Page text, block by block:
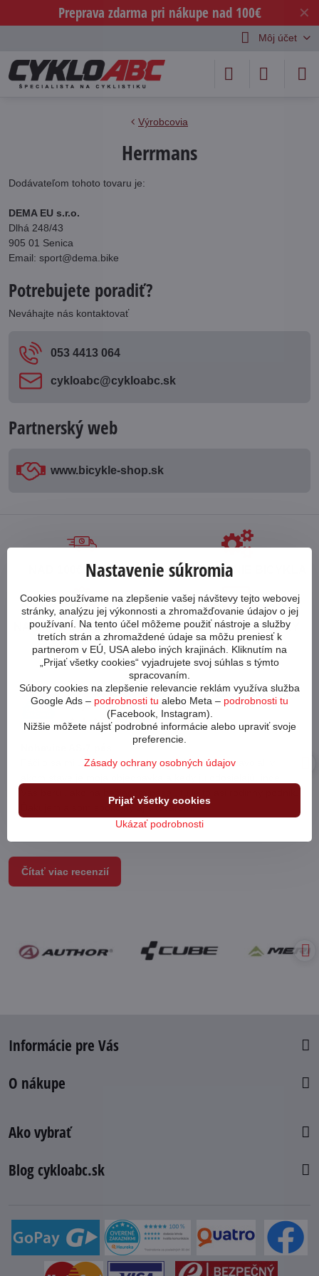
✕
Preprava zdarma pri nákupe nad 100€
Môj účet
Výrobcovia
Herrmans
Dodávateľom tohoto tovaru je:
DEMA EU s.r.o.
Dlhá 248/43
905 01 Senica
Email: sport@dema.bike
Potrebujete poradiť?
Neváhajte nás kontaktovať
053 4413 064
cykloabc​@cykloabc​.sk
Partnerský web
www​.bicykle-shop​.sk
NAD 100€ ZDARMA POSKLADANIE BICYKLA
NA TRHU OD ROKU 1998 PREDAJ NA SPLÁTKY
Recenzie našich zákazníkov
Kájo
Hodnotenie:
5
/
Páčilo sa mi , že mi v priebehu toho istého dňa zavolali v
Ďakujem a som spokojný aj s tovarom.
Čítať viac recenzií
Informácie pre Vás
O nákupe
Ako vybrať
Blog cykloabc.sk
Nastavenie súkromia
Cookies používame na zlepšenie vašej návštevy tejto webovej
stránky, analýzu jej výkonnosti a zhromažďovanie údajov o jej
používaní. Na tento účel môžeme použiť nástroje a služby
tretích strán a zhromaždené údaje sa môžu preniesť k
partnerom v EÚ, USA alebo iných krajinách. Kliknutím na
„Prijať všetky cookies“ vyjadrujete svoj súhlas s týmto
spracovaním.
Súbory cookies na zlepšenie relevancie reklám využíva služba
Google Ads – podrobnosti tu alebo Meta – podrobnosti tu
(Facebook, Instagram).
Nižšie môžete nájsť podrobné informácie alebo upraviť svoje
preferencie.
Zásady ochrany osobných údajov
Ukázať podrobnosti
Prijať všetky cookies